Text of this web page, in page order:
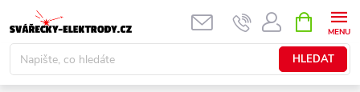
na
obsah
HLEDAT
NÁKUPNÍ
KOŠÍK